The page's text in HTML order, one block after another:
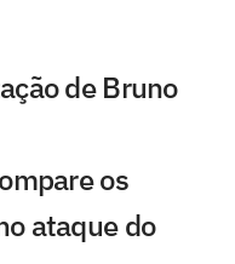
de Bruno
os
ataque do